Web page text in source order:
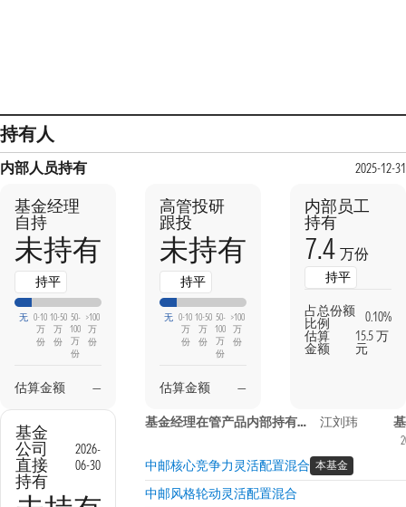
持有人
内部人员持有 2025-12-31
基金经理
自持
未持有
持平
无 0-10
万
份
10-50
万
份
50-
100
万
份
>100
万
份
估算金额 —
高管投研
跟投
未持有
持平
无 0-10
万
份
10-50
万
份
50-
100
万
份
>100
万
份
估算金额 —
内部员工
持有
7.4 万份
持平
占总份额
比例
0.10%
估算
金额
15.5 万
元
基金
公司
直接
持有
2026-
06-30
基金经理在管产品内部持有信息 江刘玮
中邮核心竞争力灵活配置混合 本基金
中邮风格轮动灵活配置混合